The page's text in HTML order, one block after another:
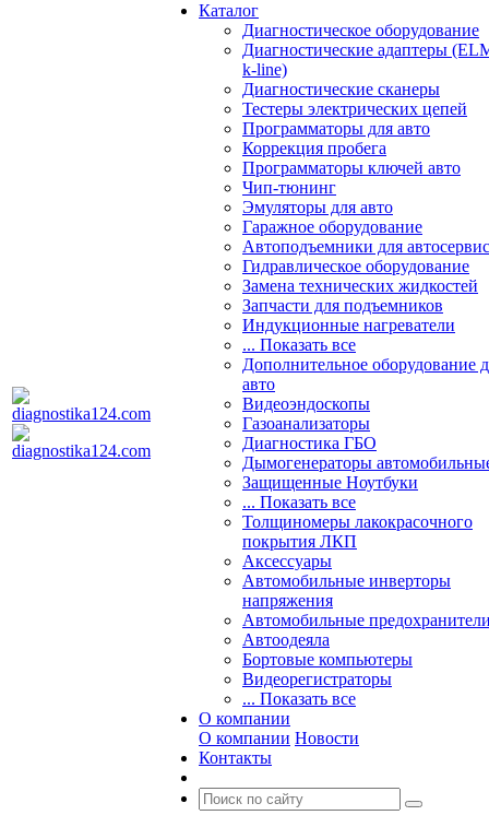
Каталог
Диагностическое оборудование
Диагностические адаптеры
k-line)
Диагностические сканеры
Тестеры электрических цепей
Программаторы для авто
Коррекция пробега
Программаторы ключей авто
Чип-тюнинг
Эмуляторы для авто
Гаражное оборудование
Автоподъемники для
Гидравлическое оборудование
Замена технических жидкостей
Запчасти для подъемников
Индукционные нагреватели
... Показать все
Дополнительное оборудование
авто
Видеоэндоскопы
Газоанализаторы
Диагностика ГБО
Дымогенераторы
Защищенные Ноутбуки
... Показать все
Толщиномеры лакокрасочного
покрытия ЛКП
Аксессуары
Автомобильные инверторы
напряжения
Автомобильные
Автоодеяла
Бортовые компьютеры
Видеорегистраторы
... Показать все
О компании
О компании Новости
Контакты